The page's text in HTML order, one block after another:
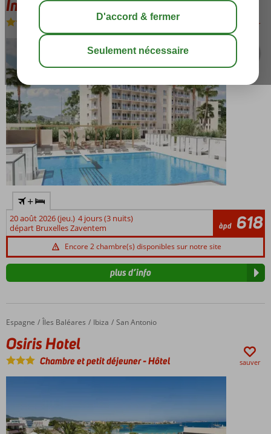
Invisa es Pla Hotel
Chambre et petit déjeuner-Hôtel sauver
+
20 août 2026 (jeu.) 4 jours (3 nuits)
départ Bruxelles Zaventem
àpd 618
Encore 2 chambre(s) disponibles sur notre site
plus d’info
Accueil
Espagne Îles Baléares Ibiza San Antonio
Osiris Hotel
Osiris Hotel
Chambre et petit déjeuner-Hôtel sauver